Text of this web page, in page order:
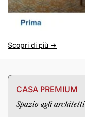
Scopri di più ->
CASA PREMIUM
Spazio agli architetti